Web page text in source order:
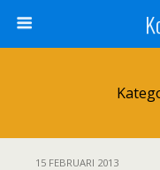
15 FEBRUARI 2013